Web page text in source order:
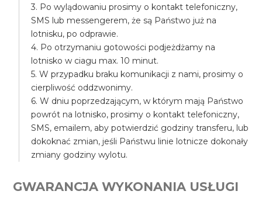
3. Po wylądowaniu prosimy o kontakt telefoniczny,
SMS lub messengerem, że są Państwo już na
lotnisku, po odprawie.
4. Po otrzymaniu gotowości podjeżdżamy na
lotnisko w ciagu max. 10 minut.
5. W przypadku braku komunikacji z nami, prosimy o
cierpliwość oddzwonimy.
6. W dniu poprzedzającym, w którym mają Państwo
powrót na lotnisko, prosimy o kontakt telefoniczny,
SMS, emailem, aby potwierdzić godziny transferu, lub
dokoknać zmian, jeśli Państwu linie lotnicze dokonały
zmiany godziny wylotu.
GWARANCJA WYKONANIA USŁUGI